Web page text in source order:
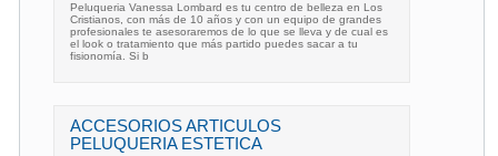
Peluqueria Vanessa Lombard es tu centro de belleza en Los
Cristianos, con más de 10 años y con un equipo de grandes
profesionales te asesoraremos de lo que se lleva y de cual es
el look o tratamiento que más partido puedes sacar a tu
fisionomía. Si b
ACCESORIOS ARTICULOS
PELUQUERIA ESTETICA